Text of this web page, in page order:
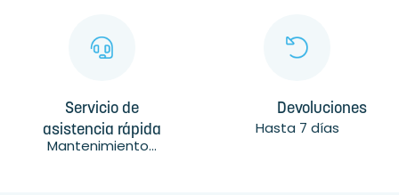
Servicio de
asistencia rápida
Mantenimiento...
Devoluciones
Hasta 7 días